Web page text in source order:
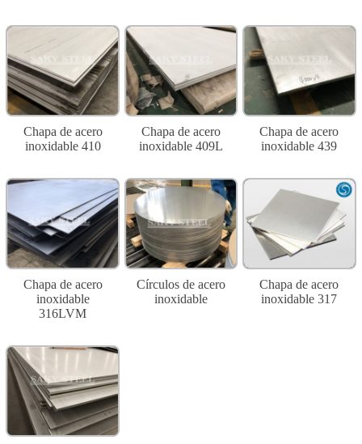
Chapa de acero
inoxidable 410
Chapa de acero
inoxidable 409L
Chapa de acero
inoxidable 439
Chapa de acero
inoxidable
316LVM
Círculos de acero
inoxidable
Chapa de acero
inoxidable 317